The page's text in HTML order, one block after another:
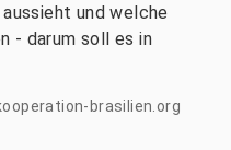
und welche
- darum soll es in
brasilien.org